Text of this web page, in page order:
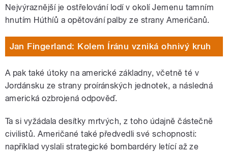
Nejvýraznější je ostřelování lodí v okolí Jemenu tamním
hnutím Húthíů a opětování palby ze strany Američanů.
Jan Fingerland: Kolem Íránu vzniká ohnivý kruh
A pak také útoky na americké základny, včetně té v
Jordánsku ze strany proíránských jednotek, a následná
americká ozbrojená odpověď.
Ta si vyžádala desítky mrtvých, z toho údajně částečně
civilistů. Američané také předvedli své schopnosti:
například vyslali strategické bombardéry letící až ze